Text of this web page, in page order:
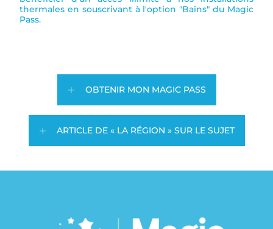
thermales en souscrivant à l'option "Bains" du Magic
Pass.
OBTENIR MON MAGIC PASS
ARTICLE DE « LA RÉGION » SUR LE SUJET